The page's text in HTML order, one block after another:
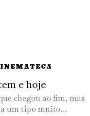
e hoje
chegou ao fim, mas
a um tipo muito…